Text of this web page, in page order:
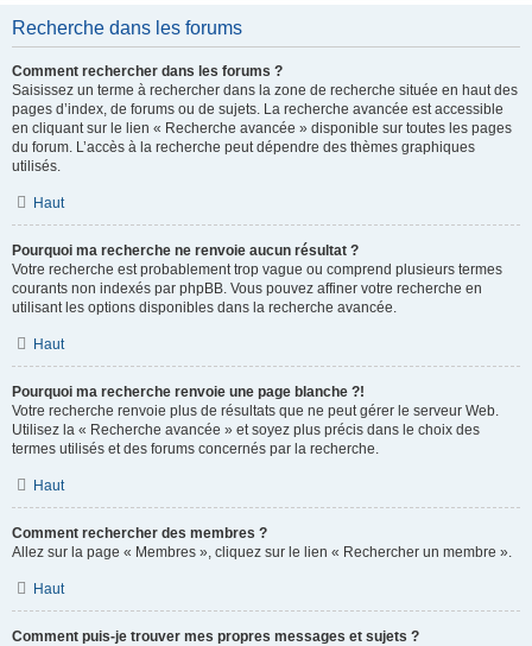
Recherche dans les forums
Comment rechercher dans les forums ?
Saisissez un terme à rechercher dans la zone de recherche située en haut des
pages d’index, de forums ou de sujets. La recherche avancée est accessible
en cliquant sur le lien « Recherche avancée » disponible sur toutes les pages
du forum. L’accès à la recherche peut dépendre des thèmes graphiques
utilisés.
Haut
Pourquoi ma recherche ne renvoie aucun résultat ?
Votre recherche est probablement trop vague ou comprend plusieurs termes
courants non indexés par phpBB. Vous pouvez affiner votre recherche en
utilisant les options disponibles dans la recherche avancée.
Haut
Pourquoi ma recherche renvoie une page blanche ?!
Votre recherche renvoie plus de résultats que ne peut gérer le serveur Web.
Utilisez la « Recherche avancée » et soyez plus précis dans le choix des
termes utilisés et des forums concernés par la recherche.
Haut
Comment rechercher des membres ?
Allez sur la page « Membres », cliquez sur le lien « Rechercher un membre ».
Haut
Comment puis-je trouver mes propres messages et sujets ?